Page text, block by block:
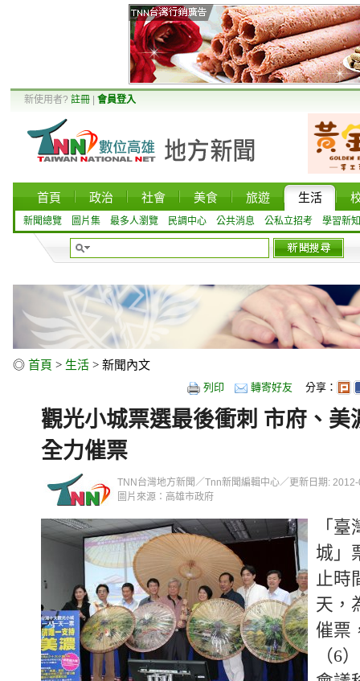
新使用者? 註冊 會員登入
首頁 政治 社會 美食 旅遊 生活
新聞總覽 圖片集 最多人瀏覽 民調中心 公共消息 公私立招考 學習新知
◎ 首頁 > 生活 > 新聞內文
列印 轉寄好友 分享：
觀光小城票選最後衝刺 市府、美
全力催票
TNN台灣地方新聞／Tnn新聞編輯中心／更新日期:
圖片來源：高雄市政府
「
城」
止時
天，
催票
（6